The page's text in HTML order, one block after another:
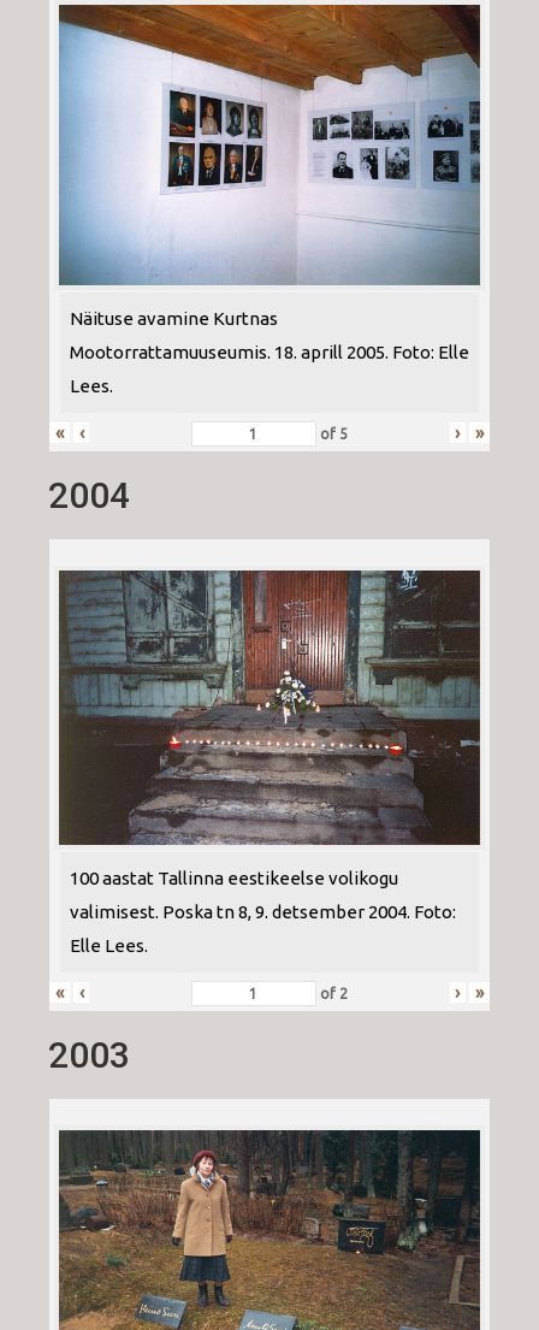
Näituse avamine Kurtnas
Mootorrattamuuseumis. 18. aprill 2005. Foto: Elle
Lees.
« ‹ of 5 › »
2004
100 aastat Tallinna eestikeelse volikogu
valimisest. Poska tn 8, 9. detsember 2004. Foto:
Elle Lees.
« ‹ of 2 › »
2003